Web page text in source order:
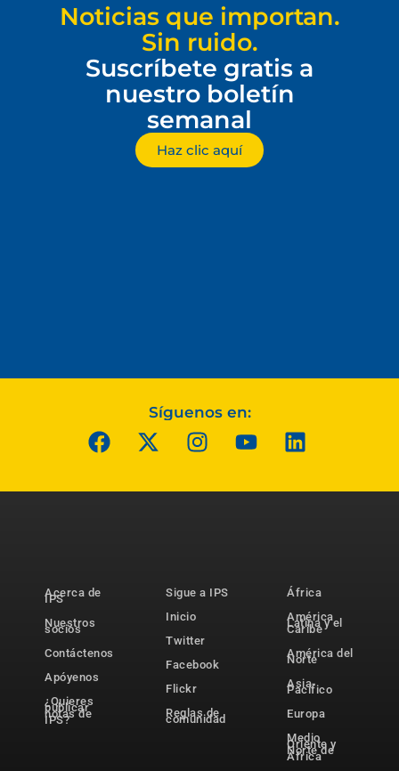
Noticias que importan.
Sin ruido.
Suscríbete gratis a
nuestro boletín
semanal
Haz clic aquí
Síguenos en:
Acerca de
IPS
Nuestros
socios
Contáctenos
Apóyenos
¿Quieres
publicar
notas de
IPS?
Sigue a IPS
Inicio
Twitter
Facebook
Flickr
Reglas de
comunidad
África
América
Latina y el
Caribe
América del
Norte
Asia-
Pacífico
Europa
Medio
Oriente y
Norte de
África